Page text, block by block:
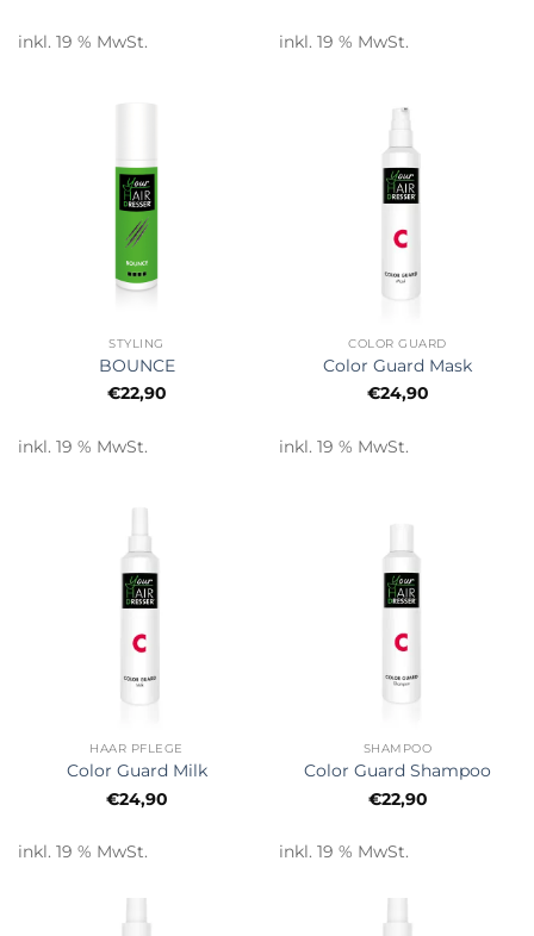
inkl. 19 % MwSt. inkl. 19 % MwSt.
STYLING
BOUNCE
€22,90
inkl. 19 % MwSt.
COLOR GUARD
Color Guard Mask
€24,90
inkl. 19 % MwSt.
HAAR PFLEGE
Color Guard Milk
€24,90
inkl. 19 % MwSt.
SHAMPOO
Color Guard Shampoo
€22,90
inkl. 19 % MwSt.